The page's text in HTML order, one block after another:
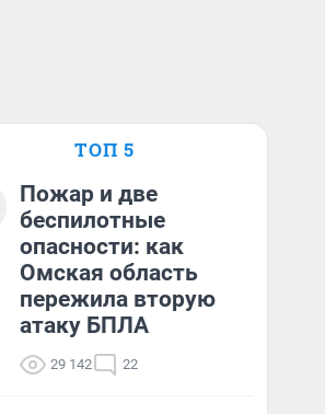
ТОП 5
Пожар и две
беспилотные
опасности: как
Омская область
пережила вторую
атаку БПЛА
29 142 22